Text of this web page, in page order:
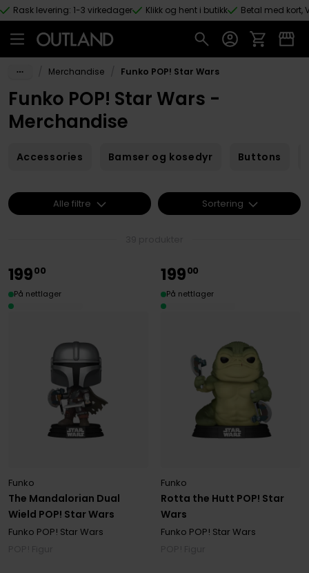
Hopp til hovedinnhold
Rask levering: 1-3 virkedager Klikk og hent i butikk Betal med kort,
Merchandise Funko POP! Star Wars
Funko POP! Star Wars -
Merchandise
Accessories Bamser og kosedyr Buttons
The Mandalorian Dual
Wield POP! Star Wars
Funko
Funko POP! Star Wars
19900
På nettlager
Rotta the Hutt POP! Star
Wars
Funko
Funko POP! Star Wars
19900
På nettlager
Alle filtre Sortering